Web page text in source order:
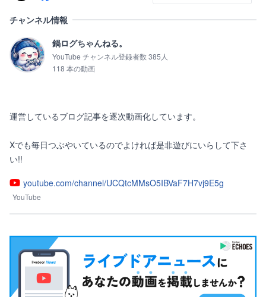
チャンネル情報
鍋ログちゃんねる。
YouTube チャンネル登録者数 385人
118 本の動画
運営しているブログ記事を逐次動画化しています。
Xでも毎日つぶやいているのでよければ是非遊びにいらして下さ
い!!
youtube.com/channel/UCQtcMMsO5IBVaF7H7vj9E5g
YouTube